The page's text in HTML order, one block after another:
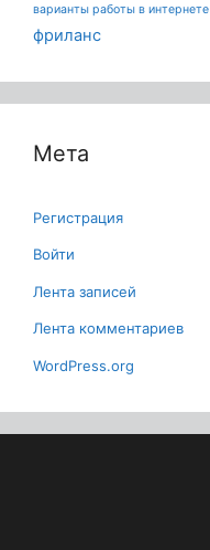
варианты работы в интернете
фриланс
Мета
Регистрация
Войти
Лента записей
Лента комментариев
WordPress.org